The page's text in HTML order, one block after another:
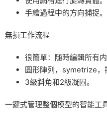
手繪過程中的方向捕捉。
無損工作流程
很簡單：随時編輯所有
圓形陣列，symetrize
3級斜角和2級凝固。
一鍵式管理整個模型的智能工